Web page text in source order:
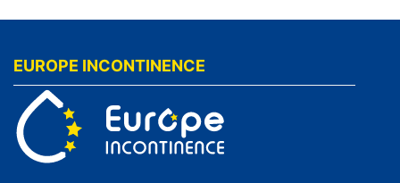
EUROPE INCONTINENCE